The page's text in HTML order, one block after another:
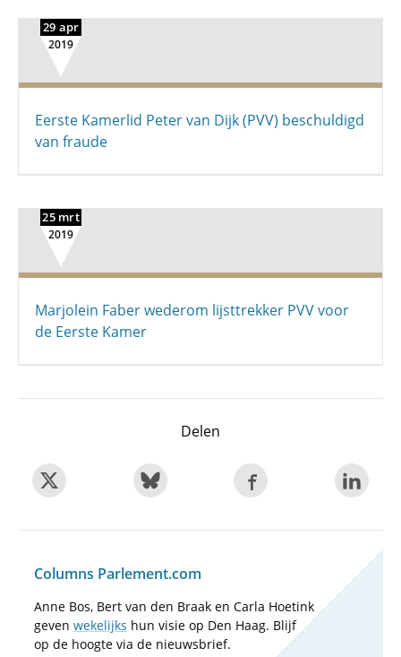
29 apr
2019
Eerste Kamerlid Peter van Dijk (PVV) beschuldigd
van fraude
25 mrt
2019
Marjolein Faber wederom lijsttrekker PVV voor
de Eerste Kamer
Delen
Columns Parlement.com
Anne Bos, Bert van den Braak en Carla Hoetink
geven wekelijks hun visie op Den Haag. Blijf
op de hoogte via de nieuwsbrief.